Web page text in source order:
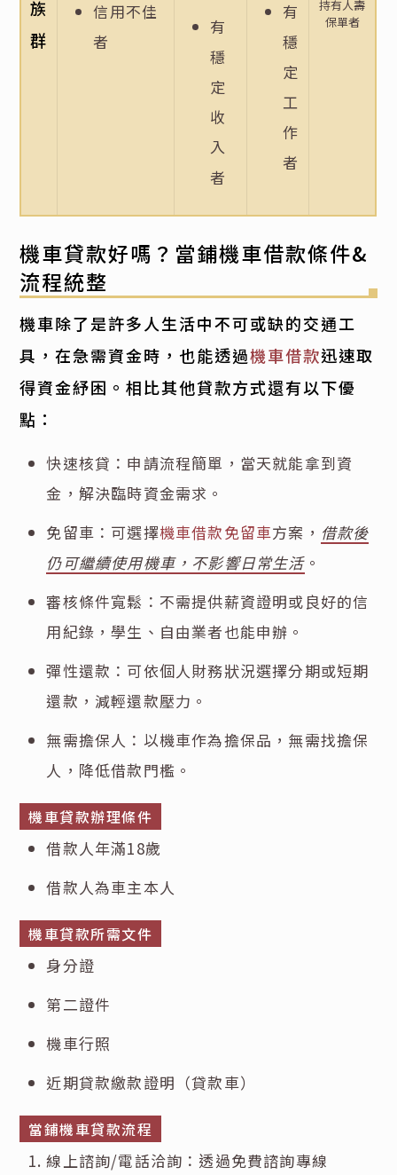
族
群
信用不佳
者
有
穩
定
收
入
者
有
穩
定
工
作
者
持有人壽
保單者
機車貸款好嗎？當鋪機車借款條件&
流程統整
機車除了是許多人生活中不可或缺的交通工
具，在急需資金時，也能透過機車借款迅速取
得資金紓困。相比其他貸款方式還有以下優
點：
快速核貸：申請流程簡單，當天就能拿到資
金，解決臨時資金需求。
免留車：可選擇機車借款免留車方案， 借款後
仍可繼續使用機車，不影響日常生活。
審核條件寬鬆：不需提供薪資證明或良好的信
用紀錄，學生、自由業者也能申辦。
彈性還款：可依個人財務狀況選擇分期或短期
還款，減輕還款壓力。
無需擔保人：以機車作為擔保品，無需找擔保
人，降低借款門檻。
機車貸款辦理條件
借款人年滿18歲
借款人為車主本人
機車貸款所需文件
身分證
第二證件
機車行照
近期貸款繳款證明（貸款車）
當鋪機車貸款流程
線上諮詢/電話洽詢：透過免費諮詢專線